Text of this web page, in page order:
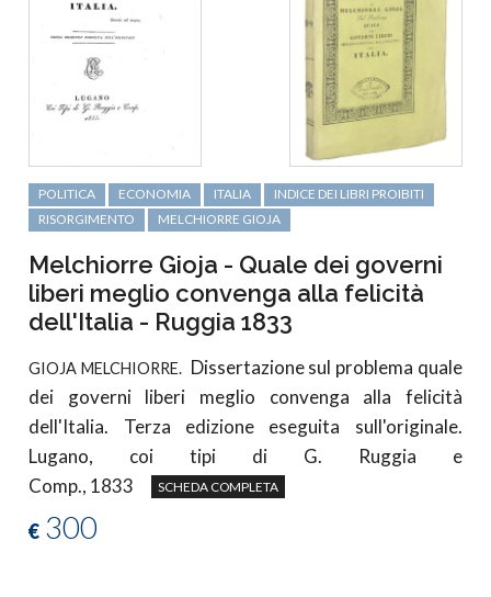
POLITICA ECONOMIA ITALIA
INDICE DEI LIBRI PROIBITI
RISORGIMENTO
MELCHIORRE GIOJA
Melchiorre Gioja - Quale dei governi
liberi meglio convenga alla felicità
dell'Italia - Ruggia 1833
GIOJA MELCHIORRE. Dissertazione sul problema quale
dei governi liberi meglio convenga alla felicità
dell'Italia. Terza edizione eseguita sull'originale.
Lugano, coi tipi di G. Ruggia e
Comp., 1833
SCHEDA COMPLETA
€ 300